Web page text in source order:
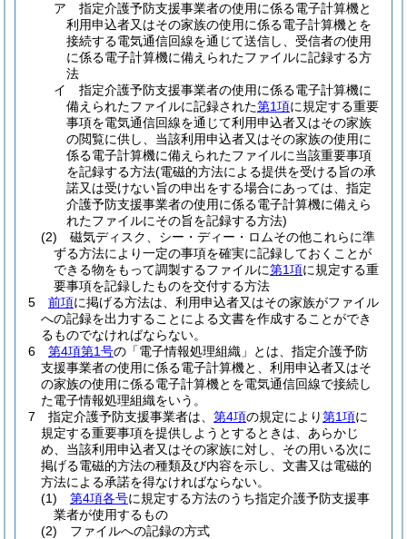
ア
指定介護予防支援事業者の使用に係る電子計算機と
利用申込者又はその家族の使用に係る電子計算機とを
接続する電気通信回線を通じて送信し、受信者の使用
に係る電子計算機に備えられたファイルに記録する方
法
イ
指定介護予防支援事業者の使用に係る電子計算機に
備えられたファイルに記録された第1項に規定する重要
事項を電気通信回線を通じて利用申込者又はその家族
の閲覧に供し、当該利用申込者又はその家族の使用に
係る電子計算機に備えられたファイルに当該重要事項
を記録する方法(電磁的方法による提供を受ける旨の承
諾又は受けない旨の申出をする場合にあっては、指定
介護予防支援事業者の使用に係る電子計算機に備えら
れたファイルにその旨を記録する方法)
(2)
磁気ディスク、シー・ディー・ロムその他これらに準
ずる方法により一定の事項を確実に記録しておくことが
できる物をもって調製するファイルに第1項に規定する重
要事項を記録したものを交付する方法
5
前項に掲げる方法は、利用申込者又はその家族がファイル
への記録を出力することによる文書を作成することができ
るものでなければならない。
6
第4項第1号の「電子情報処理組織」とは、指定介護予防
支援事業者の使用に係る電子計算機と、利用申込者又はそ
の家族の使用に係る電子計算機とを電気通信回線で接続し
た電子情報処理組織をいう。
7
指定介護予防支援事業者は、 第4項の規定により第1項に
規定する重要事項を提供しようとするときは、あらかじ
め、当該利用申込者又はその家族に対し、その用いる次に
掲げる電磁的方法の種類及び内容を示し、文書又は電磁的
方法による承諾を得なければならない。
(1)
第4項各号に規定する方法のうち指定介護予防支援事
業者が使用するもの
(2)
ファイルへの記録の方式